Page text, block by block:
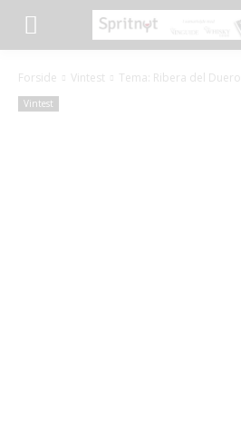
Forside Vintest Tema: Ribera del Duero
Vintest